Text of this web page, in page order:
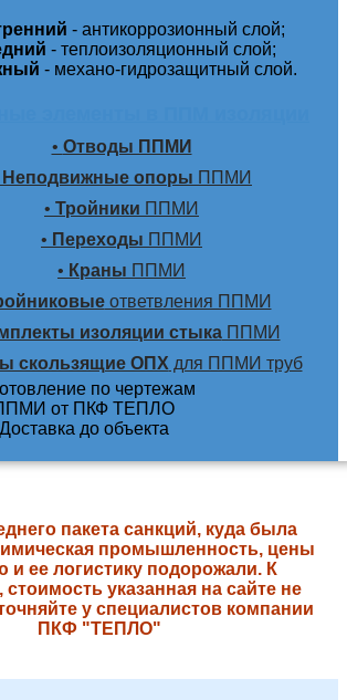
- антикоррозионный слой;
- теплоизоляционный слой;
- механо-гидрозащитный слой.
• Отводы ППМИ
Неподвижные опоры ППМИ
• Тройники ППМИ
• Переходы ППМИ
• Краны ППМИ
ответвления ППМИ
изоляции стыкаППМИ
скользящие ОПХ для ППМИ труб
пакета санкций, куда была
промышленность, цены
и ее логистику подорожали. К
указанная на сайте не
у специалистов компании
ПКФ "ТЕПЛО"